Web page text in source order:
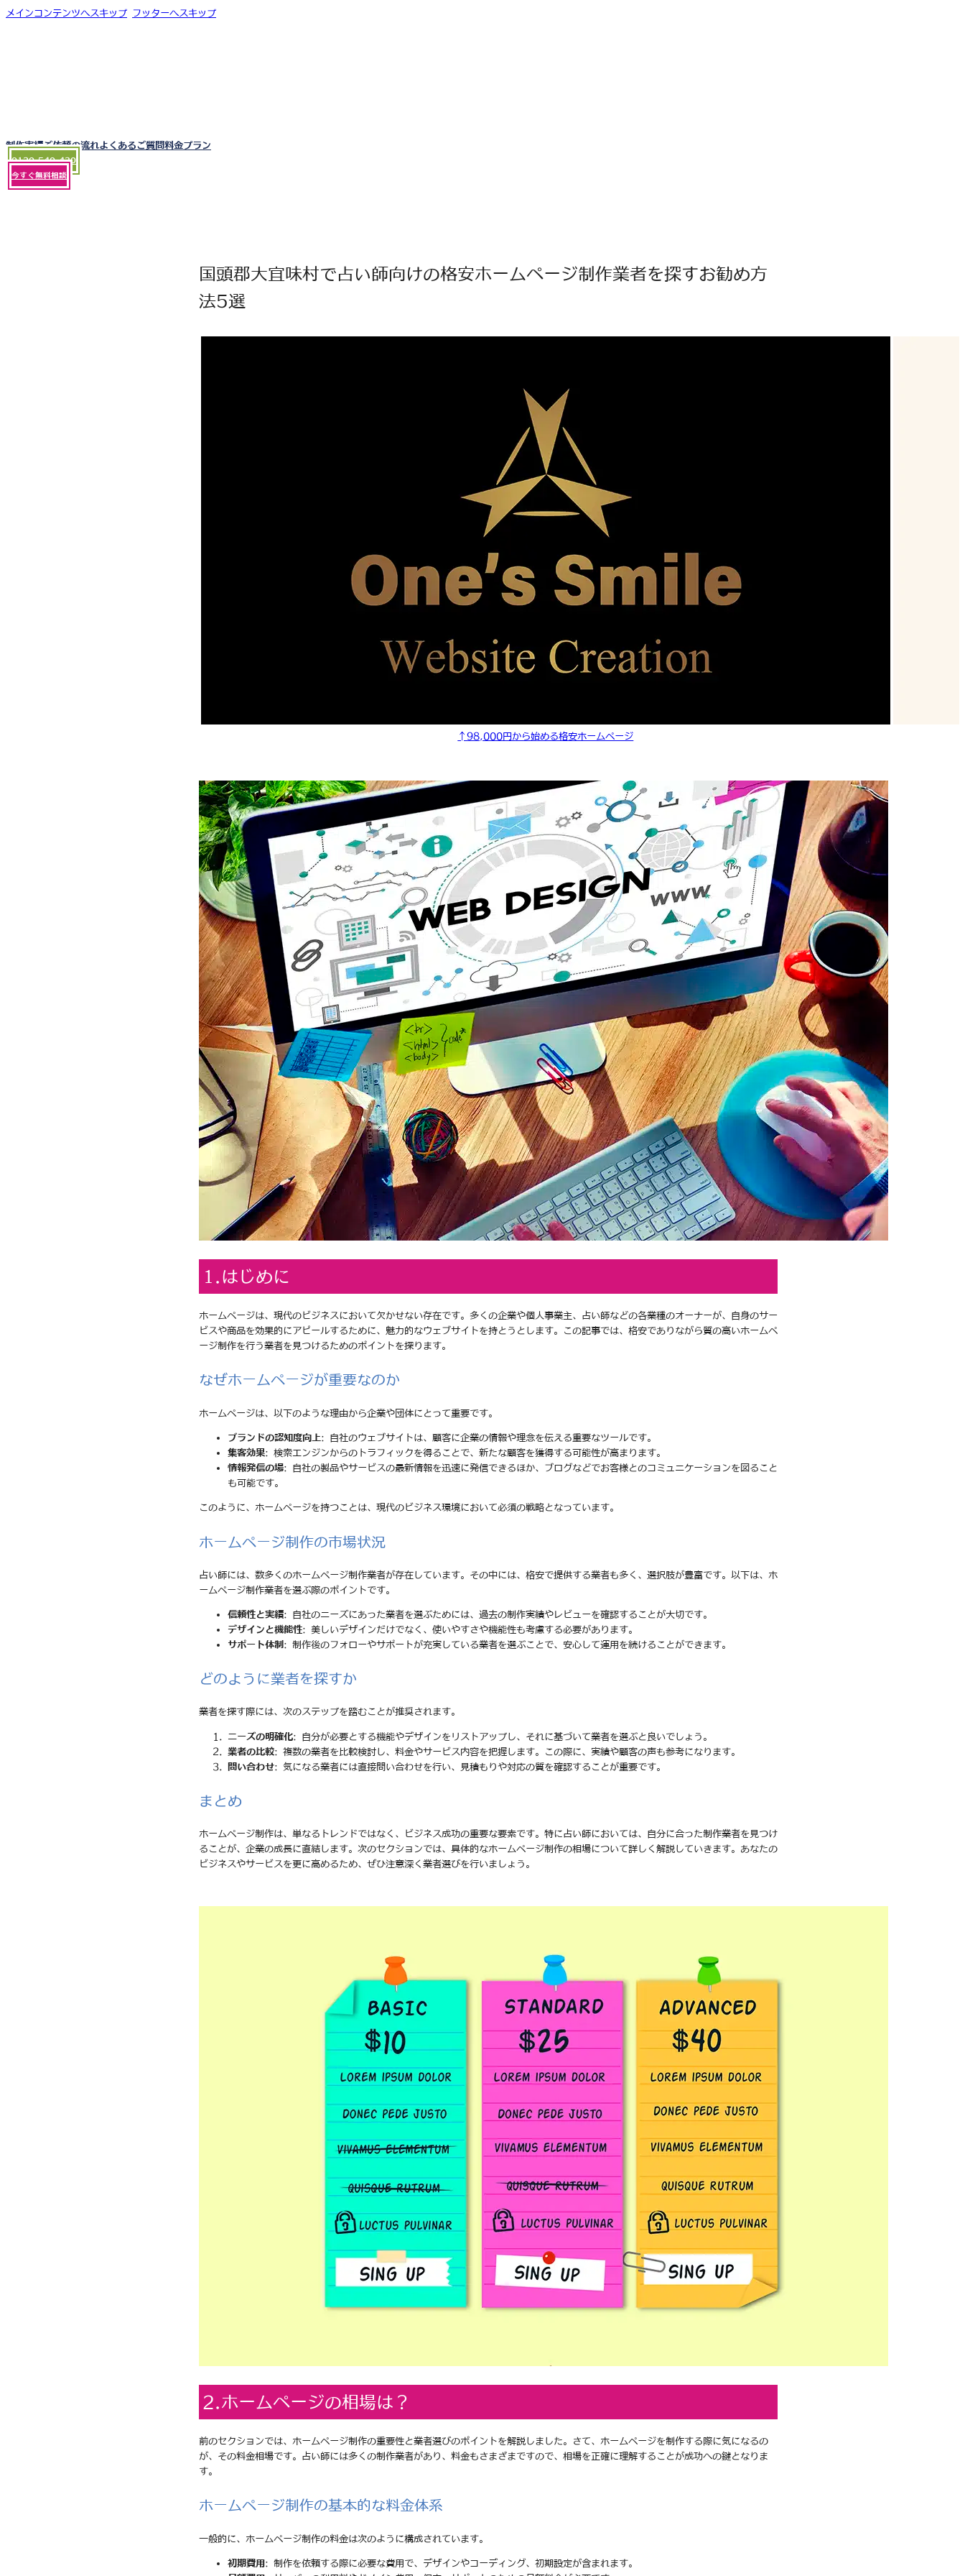
メインコンテンツへスキップ フッターへスキップ
制作実績ご依頼の流れ よくあるご質問料金プラン
0120-540-430
今すぐ無料相談
国頭郡大宜味村で占い師向けの格安ホームページ制作業者を探すお勧め方
法5選
↑98,000円から始める格安ホームページ
1.はじめに
ホームページは、現代のビジネスにおいて欠かせない存在です。多くの企業や個人事業主、占い師などの各業種のオーナーが、自身のサー
ビスや商品を効果的にアピールするために、魅力的なウェブサイトを持とうとします。この記事では、格安でありながら質の高いホームペ
ージ制作を行う業者を見つけるためのポイントを探ります。
なぜホームページが重要なのか
ホームページは、以下のような理由から企業や団体にとって重要です。
ブランドの認知度向上: 自社のウェブサイトは、顧客に企業の情報や理念を伝える重要なツールです。
集客効果: 検索エンジンからのトラフィックを得ることで、新たな顧客を獲得する可能性が高まります。
情報発信の場: 自社の製品やサービスの最新情報を迅速に発信できるほか、ブログなどでお客様とのコミュニケーションを図ること
も可能です。
このように、ホームページを持つことは、現代のビジネス環境において必須の戦略となっています。
ホームページ制作の市場状況
占い師には、数多くのホームページ制作業者が存在しています。その中には、格安で提供する業者も多く、選択肢が豊富です。以下は、ホ
ームページ制作業者を選ぶ際のポイントです。
信頼性と実績: 自社のニーズにあった業者を選ぶためには、過去の制作実績やレビューを確認することが大切です。
デザインと機能性: 美しいデザインだけでなく、使いやすさや機能性も考慮する必要があります。
サポート体制 : 制作後のフォローやサポートが充実している業者を選ぶことで、安心して運用を続けることができます。
どのように業者を探すか
業者を探す際には、次のステップを踏むことが推奨されます。
ニーズの明確化: 自分が必要とする機能やデザインをリストアップし、それに基づいて業者を選ぶと良いでしょう。
業者の比較: 複数の業者を比較検討し、料金やサービス内容を把握します。この際に、実績や顧客の声も参考になります。
問い合わせ: 気になる業者には直接問い合わせを行い、見積もりや対応の質を確認することが重要です。
まとめ
ホームページ制作は、単なるトレンドではなく、ビジネス成功の重要な要素です。特に占い師においては、自分に合った制作業者を見つけ
ることが、企業の成長に直結します。次のセクションでは、具体的なホームページ制作の相場について詳しく解説していきます。あなたの
ビジネスやサービスを更に高めるため、ぜひ注意深く業者選びを行いましょう。
2.ホームページの相場は？
前のセクションでは、ホームページ制作の重要性と業者選びのポイントを解説しました。さて、ホームページを制作する際に気になるの
が、その料金相場です。占い師には多くの制作業者があり、料金もさまざまですので、相場を正確に理解することが成功への鍵となりま
す。
ホームページ制作の基本的な料金体系
一般的に、ホームページ制作の料金は次のように構成されています。
初期費用 : 制作を依頼する際に必要な費用で、デザインやコーディング、初期設定が含まれます。